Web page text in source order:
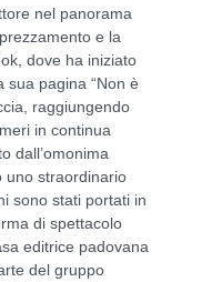
nel panorama
e la
dove ha iniziato
sua pagina “Non è
raggiungendo
in continua
dall’omonima
uno straordinario
sono stati portati in
di spettacolo
editrice padovana
del gruppo